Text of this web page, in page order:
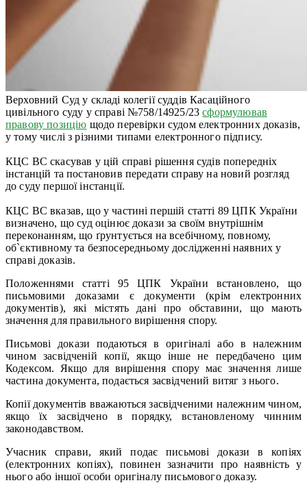
Верховний Суд у складі колегії суддів Касаційного
цивільного суду у справі №758/14925/23сформулював
правову позицію щодо перевірки судом електронних доказів,
у тому числі з різними типами електронного підпису.
КЦС ВС скасував у цій справі рішення судів попередніх
інстанцій та постановив передати справу на новий розгляд
до суду першої інстанції.
КЦС ВС вказав, що у частині першій статті 89 ЦПК України
визначено, що суд оцінює докази за своїм внутрішнім
переконанням, що ґрунтується на всебічному, повному,
об`єктивному та безпосередньому дослідженні наявних у
справі доказів.
Положеннями статті 95 ЦПК України встановлено, що
письмовими доказами є документи (крім електронних
документів), які містять дані про обставини, що мають
значення для правильного вирішення спору.
Письмові докази подаються в оригіналі або в належним
чином засвідченій копії, якщо інше не передбачено цим
Кодексом. Якщо для вирішення спору має значення лише
частина документа, подається засвідчений витяг з нього.
Копії документів вважаються засвідченими належним чином,
якщо їх засвідчено в порядку, встановленому чинним
законодавством.
Учасник справи, який подає письмові докази в копіях
(електронних копіях), повинен зазначити про наявність у
нього або іншої особи оригіналу письмового доказу.